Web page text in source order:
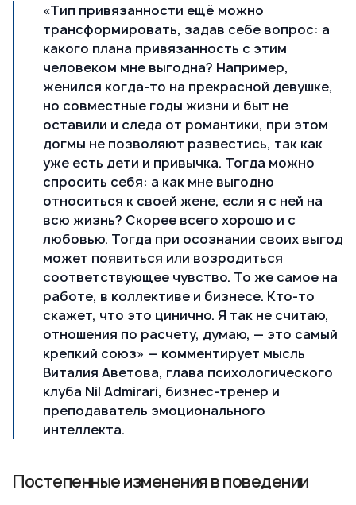
«Тип привязанности ещё можно
трансформировать, задав себе вопрос: а
какого плана привязанность с этим
человеком мне выгодна? Например,
женился когда-то на прекрасной девушке,
но совместные годы жизни и быт не
оставили и следа от романтики, при этом
догмы не позволяют развестись, так как
уже есть дети и привычка. Тогда можно
спросить себя: а как мне выгодно
относиться к своей жене, если я с ней на
всю жизнь? Скорее всего хорошо и с
любовью. Тогда при осознании своих выгод
может появиться или возродиться
соответствующее чувство. То же самое на
работе, в коллективе и бизнесе. Кто-то
скажет, что это цинично. Я так не считаю,
отношения по расчету, думаю, — это самый
крепкий союз» — комментирует мысль
Виталия Аветова, глава психологического
клуба Nil Admirari, бизнес-тренер и
преподаватель эмоционального
интеллекта.
Постепенные изменения в поведении